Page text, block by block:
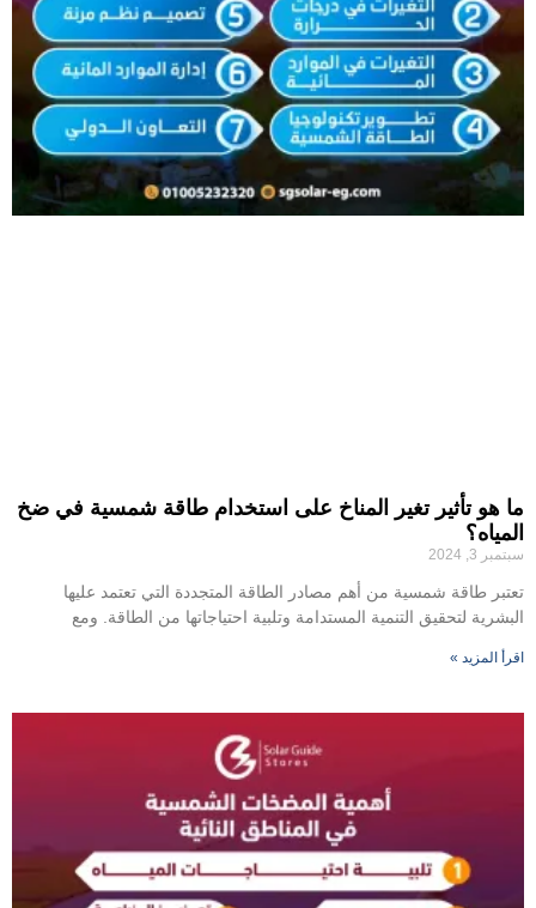
ما هو تأثير تغير المناخ على استخدام طاقة شمسية في ضخ
المياه؟
سبتمبر 3, 2024
تعتبر طاقة شمسية من أهم مصادر الطاقة المتجددة التي تعتمد عليها
البشرية لتحقيق التنمية المستدامة وتلبية احتياجاتها من الطاقة. ومع
اقرأ المزيد »